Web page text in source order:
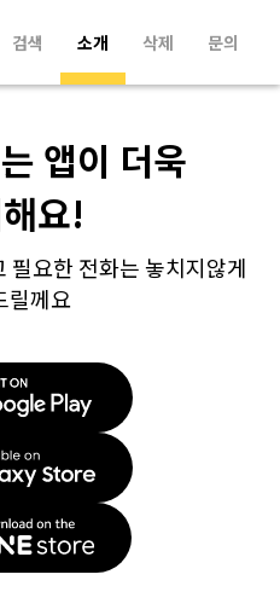
검색 소개 삭제 문의
앱이 더욱
요!
필요한 전화는 놓치지않게
릴께요